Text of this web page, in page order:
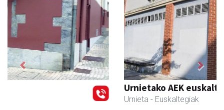
Urnietako AEK euskaltegia
Previous Next